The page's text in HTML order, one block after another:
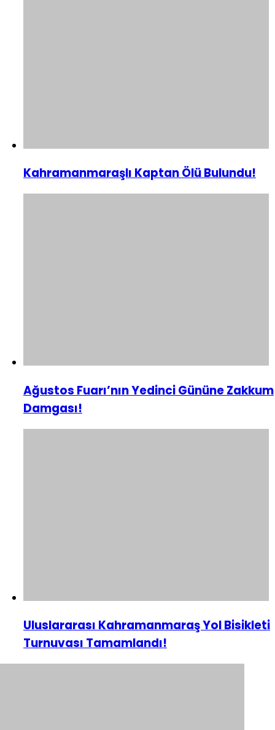
Kahramanmaraşlı Kaptan Ölü Bulundu!
Ağustos Fuarı’nın Yedinci Gününe Zakkum
Damgası!
Uluslararası Kahramanmaraş Yol Bisikleti
Turnuvası Tamamlandı!